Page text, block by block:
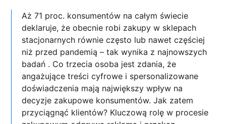
Aż 71 proc. konsumentów na całym świecie
deklaruje, że obecnie robi zakupy w sklepach
stacjonarnych równie często lub nawet częściej
niż przed pandemią – tak wynika z najnowszych
badań . Co trzecia osoba jest zdania, że
angażujące treści cyfrowe i spersonalizowane
doświadczenia mają największy wpływ na
decyzje zakupowe konsumentów. Jak zatem
przyciągnąć klientów? Kluczową rolę w procesie